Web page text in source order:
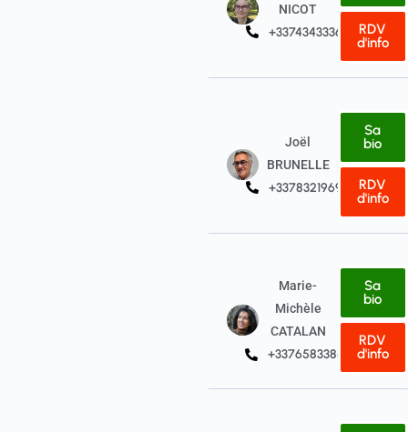
NICOT
+33743433369
RDV
d'info
Joël
BRUNELLE
+33783219690
Sa
bio
RDV
d'info
Marie-
Michèle
CATALAN
+33765833844
Sa
bio
RDV
d'info